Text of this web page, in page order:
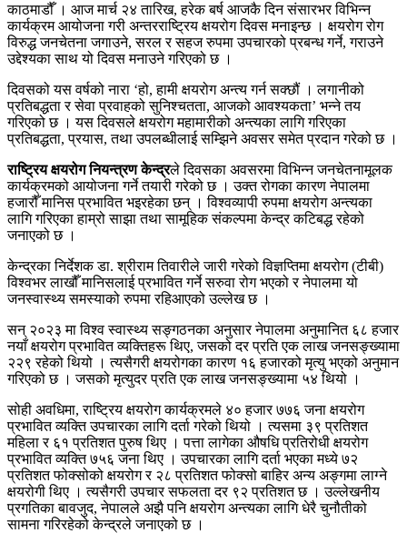
काठमाडौँ । आज मार्च २४ तारिख, हरेक बर्ष आजकै दिन संसारभर विभिन्न
कार्यक्रम आयोजना गरी अन्तरराष्ट्रिय क्षयरोग दिवस मनाइन्छ । क्षयरोग रोग
विरुद्ध जनचेतना जगाउने, सरल र सहज रुपमा उपचारको प्रबन्ध गर्ने, गराउने
उद्देश्यका साथ यो दिवस मनाउने गरिएको छ ।
दिवसको यस वर्षको नारा ‘हो, हामी क्षयरोग अन्त्य गर्न सक्छौं । लगानीको
प्रतिबद्धता र सेवा प्रवाहको सुनिश्चतता, आजको आवश्यकता’ भन्ने तय
गरिएको छ । यस दिवसले क्षयरोग महामारीको अन्त्यका लागि गरिएका
प्रतिबद्धता, प्रयास, तथा उपलब्धीलाई सम्झिने अवसर समेत प्रदान गरेको छ ।
राष्ट्रिय क्षयरोग नियन्त्रण केन्द्रले दिवसका अवसरमा विभिन्न जनचेतनामूलक
कार्यक्रमको आयोजना गर्ने तयारी गरेको छ । उक्त रोगका कारण नेपालमा
हजारौँ मानिस प्रभावित भइरहेका छन् । विश्वव्यापी रुपमा क्षयरोग अन्त्यका
लागि गरिएका हाम्रो साझा तथा सामूहिक संकल्पमा केन्द्र कटिबद्ध रहेको
जनाएको छ ।
केन्द्रका निर्देशक डा. श्रीराम तिवारीले जारी गरेको विज्ञप्तिमा क्षयरोग (टीबी)
विश्वभर लाखौँ मानिसलाई प्रभावित गर्ने सरुवा रोग भएको र नेपालमा यो
जनस्वास्थ्य समस्याको रुपमा रहिआएको उल्लेख छ ।
सन् २०२३ मा विश्व स्वास्थ्य सङ्गठनका अनुसार नेपालमा अनुमानित ६८ हजार
नयाँ क्षयरोग प्रभावित व्यक्तिहरू थिए, जसको दर प्रति एक लाख जनसङ्ख्यामा
२२९ रहेको थियो । त्यसैगरी क्षयरोगका कारण १६ हजारको मृत्यु भएको अनुमान
गरिएको छ । जसको मृत्युदर प्रति एक लाख जनसङ्ख्यामा ५४ थियो ।
सोही अवधिमा, राष्ट्रिय क्षयरोग कार्यक्रमले ४० हजार ७७६ जना क्षयरोग
प्रभावित व्यक्ति उपचारका लागि दर्ता गरेको थियो । त्यसमा ३९ प्रतिशत
महिला र ६१ प्रतिशत पुरुष थिए । पत्ता लागेका औषधि प्रतिरोधी क्षयरोग
प्रभावित व्यक्ति ७५६ जना थिए । उपचारका लागि दर्ता भएका मध्ये ७२
प्रतिशत फोक्सोको क्षयरोग र २८ प्रतिशत फोक्सो बाहिर अन्य अङ्गमा लाग्ने
क्षयरोगी थिए । त्यसैगरी उपचार सफलता दर ९२ प्रतिशत छ । उल्लेखनीय
प्रगतिका बावजुद, नेपालले अझै पनि क्षयरोग अन्त्यका लागि धेरै चुनौतीको
सामना गरिरहेको केन्द्रले जनाएको छ ।